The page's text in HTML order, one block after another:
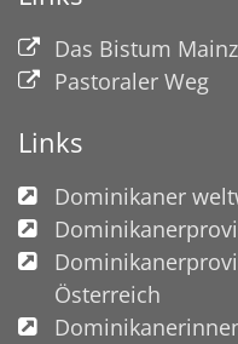
Das Bistum Mainz
Pastoraler Weg
Links
Dominikaner
Österreich